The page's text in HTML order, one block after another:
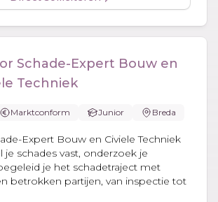
Schade-Expert Bouw en
Techniek
Marktconform Junior Breda
Expert Bouw en Civiele Techniek
je schades vast, onderzoek je
je het schadetraject met
betrokken partijen, van inspectie tot